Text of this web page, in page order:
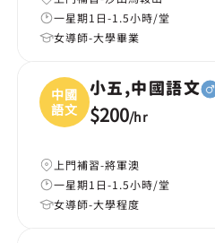
一星期1日-1.5小時/堂
女導師-大學畢業
中國
語文
小五,中國語文
$200/hr
上門補習-將軍澳
一星期1日-1.5小時/堂
女導師-大學程度